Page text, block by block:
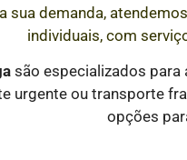
sua demanda,
individuais, com
são especializados para
urgente ou transporte
opções